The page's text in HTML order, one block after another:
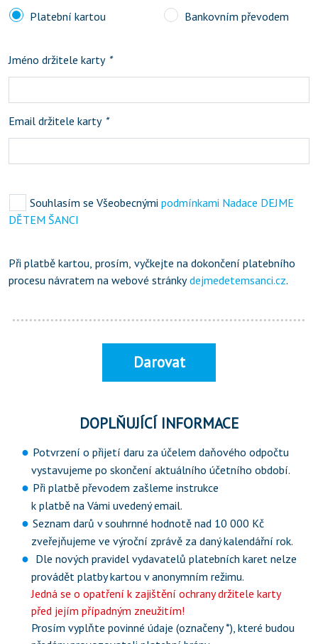
Platební kartou Bankovním převodem
Jméno držitele karty *
Email držitele karty *
Souhlasím se Všeobecnými podmínkami Nadace DEJME
DĚTEM ŠANCI
Při platbě kartou, prosím, vyčkejte na dokončení platebního
procesu návratem na webové stránkydejmedetemsanci.cz.
Darovat
DOPLŇUJÍCÍ INFORMACE
Potvrzení o přijetí daru za účelem daňového odpočtu
vystavujeme po skončení aktuálního účetního období.
Při platbě převodem zašleme instrukce
k platbě na Vámi uvedený email.
Seznam darů v souhrnné hodnotě nad 10 000 Kč
zveřejňujeme ve výroční zprávě za daný kalendářní rok.
Dle nových pravidel vydavatelů platebních karet nelze
provádět platby kartou v anonymním režimu.
Jedná se o opatření k zajištění ochrany držitele karty
před jejím případným zneužitím!
Prosím vyplňte povinné údaje (označeny *), které budou